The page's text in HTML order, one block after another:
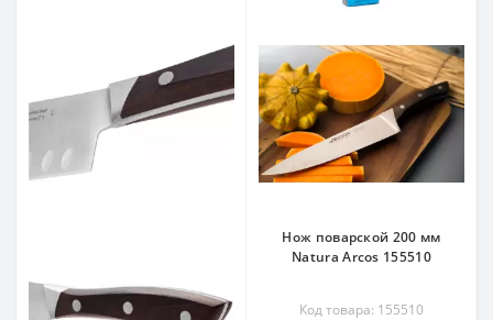
Нож поварской 200 мм
Natura Arcos 155510
Код товара: 155510